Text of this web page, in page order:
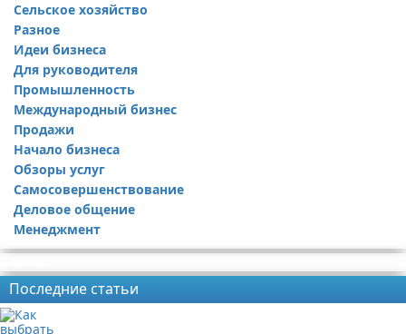
Сельское хозяйство
Разное
Идеи бизнеса
Для руководителя
Промышленность
Международный бизнес
Продажи
Начало бизнеса
Обзоры услуг
Самосовершенствование
Деловое общение
Менеджмент
Последние статьи